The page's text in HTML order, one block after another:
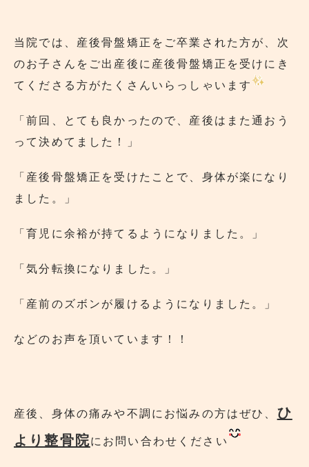
当院では、産後骨盤矯正をご卒業された方が、次
のお子さんをご出産後に産後骨盤矯正を受けにき
てくださる方がたくさんいらっしゃいます
「前回、とても良かったので、産後はまた通おう
って決めてました！」
「産後骨盤矯正を受けたことで、身体が楽になり
ました。」
「育児に余裕が持てるようになりました。」
「気分転換になりました。」
「産前のズボンが履けるようになりました。」
などのお声を頂いています！！
産後、身体の痛みや不調にお悩みの方はぜひ、 ひ
より整骨院にお問い合わせください